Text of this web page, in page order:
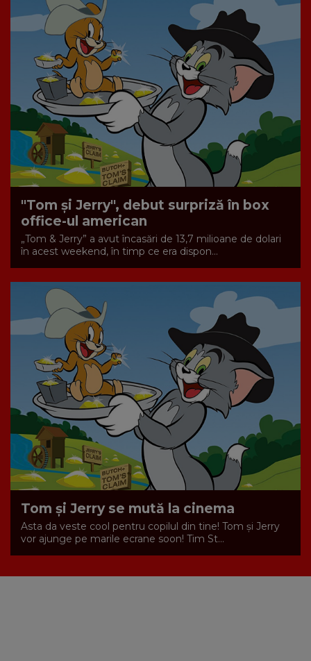
"Tom și Jerry", debut surpriză în box
office-ul american
„Tom & Jerry” a avut încasări de 13,7 milioane de dolari
în acest weekend, în timp ce era dispon...
Tom şi Jerry se mută la cinema
Asta da veste cool pentru copilul din tine! Tom şi Jerry
vor ajunge pe marile ecrane soon! Tim St...